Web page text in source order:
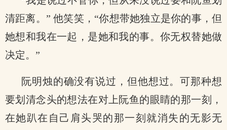
清距离。” 他笑笑，“你想带她独立是你的事，但
她想和我在一起，是她和我的事。你无权替她做
决定。”
阮明烛的确没有说过，但他想过。可那种想
要划清念头的想法在对上阮鱼的眼睛的那一刻，
在她趴在自己肩头哭的那一刻就消失的无影无